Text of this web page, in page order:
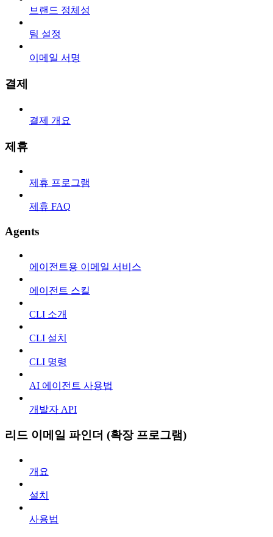
브랜드 정체성
팀 설정
이메일 서명
결제
결제 개요
제휴
제휴 프로그램
제휴 FAQ
Agents
에이전트용 이메일 서비스
에이전트 스킬
CLI 소개
CLI 설치
CLI 명령
AI 에이전트 사용법
개발자 API
리드 이메일 파인더 (확장 프로그램)
개요
설치
사용법